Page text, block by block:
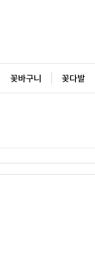
꽃바구니 꽃다발